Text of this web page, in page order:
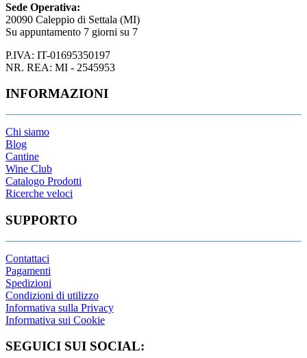
Sede Operativa:
20090 Caleppio di Settala (MI)
Su appuntamento 7 giorni su 7
P.IVA: IT-01695350197
NR. REA: MI - 2545953
INFORMAZIONI
Chi siamo
Blog
Cantine
Wine Club
Catalogo Prodotti
Ricerche veloci
SUPPORTO
Contattaci
Pagamenti
Spedizioni
Condizioni di utilizzo
Informativa sulla Privacy
Informativa sui Cookie
SEGUICI SUI SOCIAL: